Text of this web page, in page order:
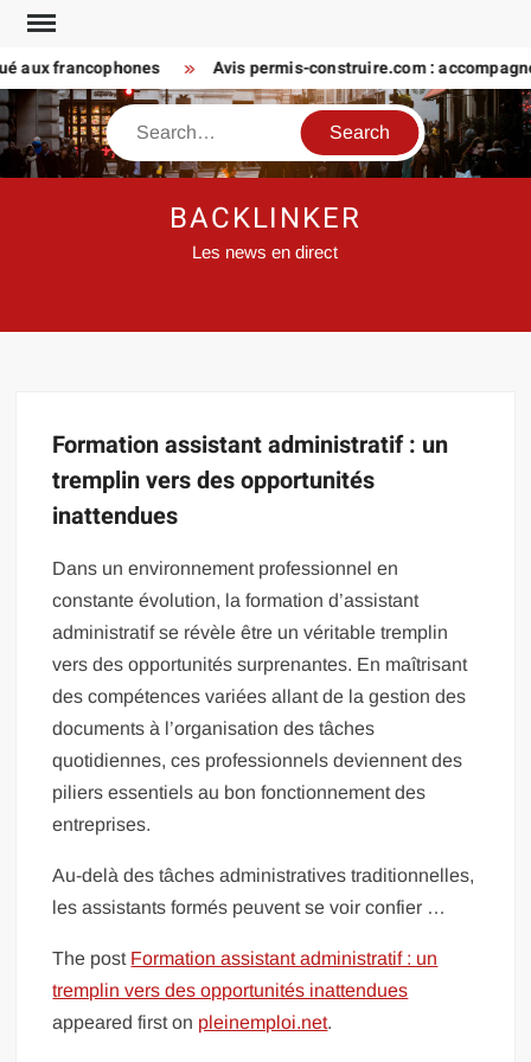
Skip
content
aux francophones Avis permis-construire.com :
Search
BACKLINKER
Les news en direct
Formation assistant administratif : un
tremplin vers des opportunités
inattendues
Dans un environnement professionnel en
constante évolution, la formation d’assistant
administratif se révèle être un véritable tremplin
vers des opportunités surprenantes. En maîtrisant
des compétences variées allant de la gestion des
documents à l’organisation des tâches
quotidiennes, ces professionnels deviennent des
piliers essentiels au bon fonctionnement des
entreprises.
Au-delà des tâches administratives traditionnelles,
les assistants formés peuvent se voir confier …
The post Formation assistant administratif : un
tremplin vers des opportunités inattendues
appeared first on pleinemploi.net.